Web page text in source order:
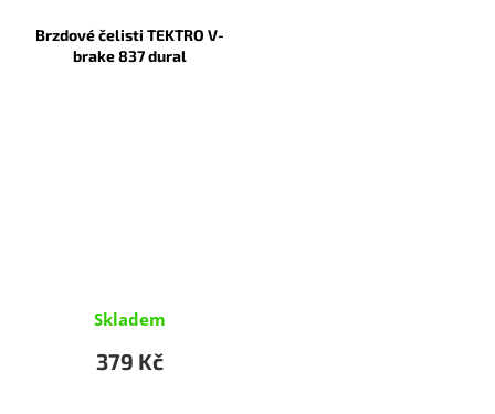
Brzdové čelisti TEKTRO V-
brake 837 dural
Skladem
379 Kč